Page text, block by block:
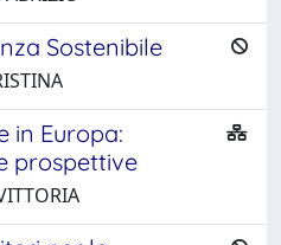
Sostenibile
in Europa:
prospettive